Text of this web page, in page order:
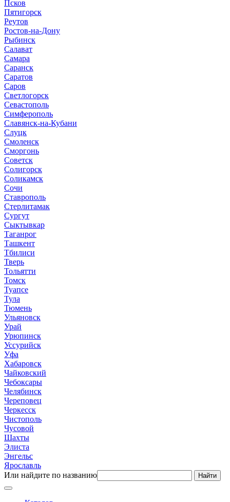
Псков
Пятигорск
Реутов
Ростов-на-Дону
Рыбинск
Салават
Самара
Саранск
Саратов
Саров
Светлогорск
Севастополь
Симферополь
Славянск-на-Кубани
Слуцк
Смоленск
Сморгонь
Советск
Солигорск
Соликамск
Сочи
Ставрополь
Стерлитамак
Сургут
Сыктывкар
Таганрог
Ташкент
Тбилиси
Тверь
Тольятти
Томск
Туапсе
Тула
Тюмень
Ульяновск
Урай
Урюпинск
Уссурийск
Уфа
Хабаровск
Чайковский
Чебоксары
Челябинск
Череповец
Черкесск
Чистополь
Чусовой
Шахты
Элиста
Энгельс
Ярославль
Или найдите по названию